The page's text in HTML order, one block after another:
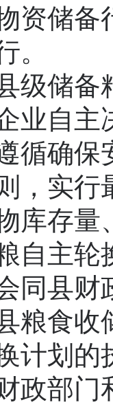
资储备
。
储备
业自
确保
，实
库存量
主轮
同县财
食收
计划的
政部门